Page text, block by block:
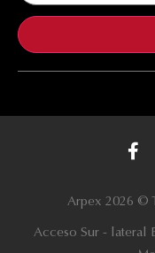
Arpex 2026 ©
Acceso Sur - lateral